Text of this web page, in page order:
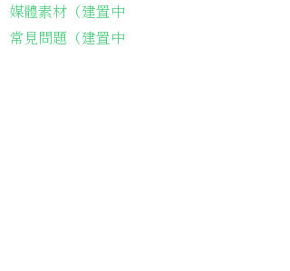
媒體素材（建置中
常見問題（建置中